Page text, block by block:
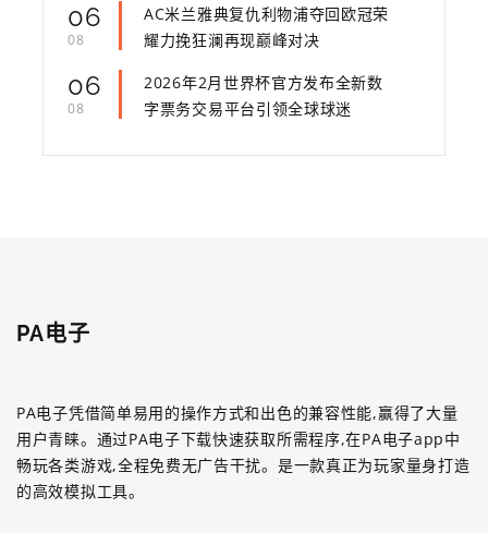
06
08
AC米兰雅典复仇利物浦夺回欧冠荣
耀力挽狂澜再现巅峰对决
06
08
2026年2月世界杯官方发布全新数
字票务交易平台引领全球球迷
PA电子
PA电子凭借简单易用的操作方式和出色的兼容性能,赢得了大量
用户青睐。通过PA电子下载快速获取所需程序,在PA电子app中
畅玩各类游戏,全程免费无广告干扰。是一款真正为玩家量身打造
的高效模拟工具。